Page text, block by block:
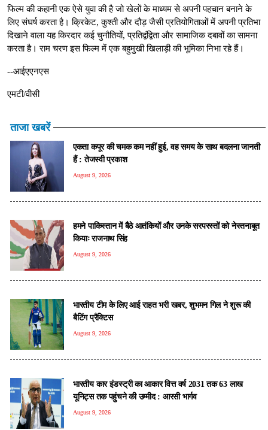
फिल्म की कहानी एक ऐसे युवा की है जो खेलों के माध्यम से अपनी पहचान बनाने के
लिए संघर्ष करता है। क्रिकेट, कुश्ती और दौड़ जैसी प्रतियोगिताओं में अपनी प्रतिभा
दिखाने वाला यह किरदार कई चुनौतियों, प्रतिद्वंद्विता और सामाजिक दबावों का सामना
करता है। राम चरण इस फिल्म में एक बहुमुखी खिलाड़ी की भूमिका निभा रहे हैं।
--आईएएनएस
एमटी/वीसी
ताजा खबरें
एकता कपूर की चमक कम नहीं हुई, वह समय के साथ बदलना जानती
हैं : तेजस्वी प्रकाश
August 9, 2026
हमने पाकिस्तान में बैठे आतंकियों और उनके सरपरस्तों को नेस्तनाबूत
कियाः राजनाथ सिंह
August 9, 2026
भारतीय टीम के लिए आई राहत भरी खबर, शुभमन गिल ने शुरू की
बैटिंग प्रैक्टिस
August 9, 2026
भारतीय कार इंडस्ट्री का आकार वित्त वर्ष 2031 तक 63 लाख
यूनिट्स तक पहुंचने की उम्मीद : आरसी भार्गव
August 9, 2026